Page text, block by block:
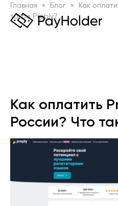
Главная Блог
Как
такое Preply?
Как оплатить
России? Что